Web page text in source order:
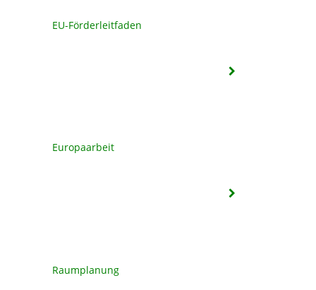
EU-Förderleitfaden
Europaarbeit
Raumplanung